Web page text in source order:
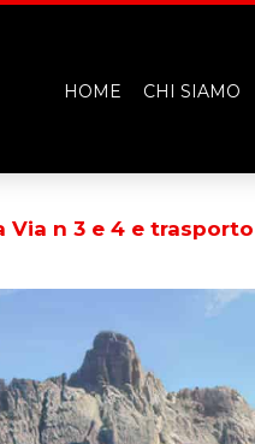
HOME CHI SIAMO
Via n 3 e 4 e